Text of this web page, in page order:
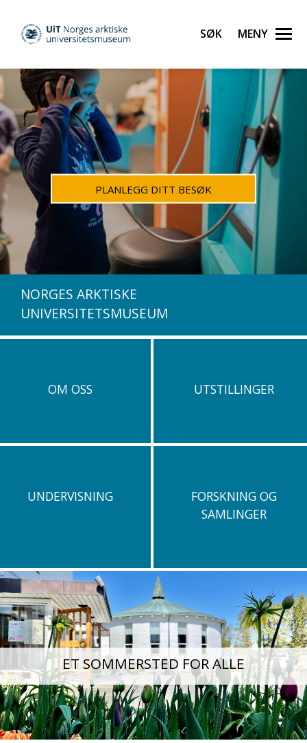
PLANLEGG DITT BESØK
NORGES ARKTISKE
UNIVERSITETSMUSEUM
OM OSS UTSTILLINGER
UNDERVISNING
FORSKNING OG
SAMLINGER
ET SOMMERSTED FOR ALLE